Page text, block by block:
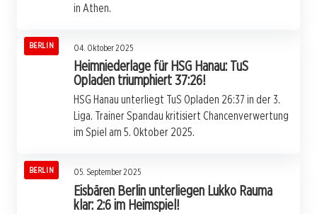
in Athen.
BERLIN 04. Oktober 2025
Heimniederlage für HSG Hanau: TuS
Opladen triumphiert 37:26!
HSG Hanau unterliegt TuS Opladen 26:37 in der 3.
Liga. Trainer Spandau kritisiert Chancenverwertung
im Spiel am 5. Oktober 2025.
BERLIN 05. September 2025
Eisbären Berlin unterliegen Lukko Rauma
klar: 2:6 im Heimspiel!